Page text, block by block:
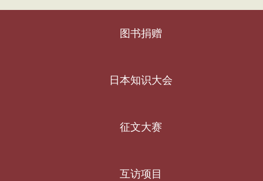
图书捐赠
日本知识大会
征文大赛
互访项目